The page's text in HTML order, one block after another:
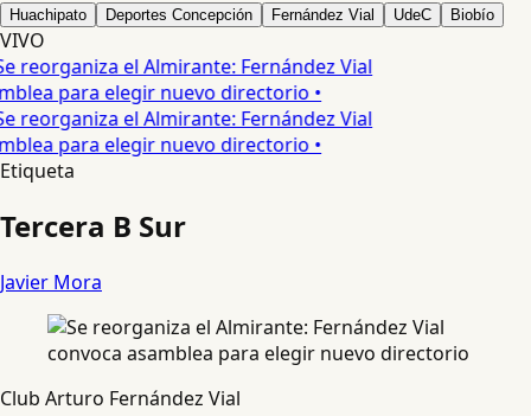
Huachipato Deportes Concepción Fernández Vial UdeC Biobío
VIVO
reorganiza el Almirante: Fernández Vial
para elegir nuevo directorio •
reorganiza el Almirante: Fernández Vial
para elegir nuevo directorio •
Etiqueta
Tercera B Sur
Javier Mora
Club Arturo Fernández Vial